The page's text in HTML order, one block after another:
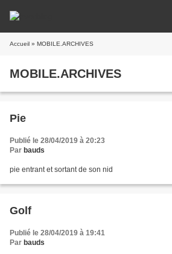
Accueil » MOBILE.ARCHIVES
MOBILE.ARCHIVES
Pie
Publié le 28/04/2019 à 20:23
Par bauds
pie entrant et sortant de son nid
Golf
Publié le 28/04/2019 à 19:41
Par bauds